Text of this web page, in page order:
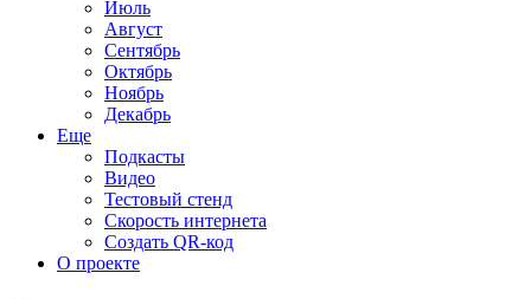
Июль
Август
Сентябрь
Октябрь
Ноябрь
Декабрь
Еще
Подкасты
Видео
Тестовый стенд
Скорость интернета
Создать QR-код
О проекте